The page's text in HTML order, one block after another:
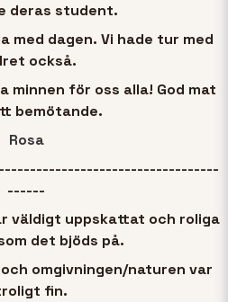
deras student.
med dagen. Vi hade tur med
också.
minnen för oss alla! God mat
bemötande.
Rosa
------
väldigt uppskattat och roliga
det bjöds på.
omgivningen/naturen var
fin.